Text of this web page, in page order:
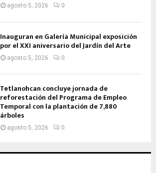
agosto 5, 2026 0
Inauguran en Galería Municipal exposición
por el XXI aniversario del Jardín del Arte
agosto 5, 2026 0
Tetlanohcan concluye jornada de
reforestación del Programa de Empleo
Temporal con la plantación de 7,880
árboles
agosto 5, 2026 0